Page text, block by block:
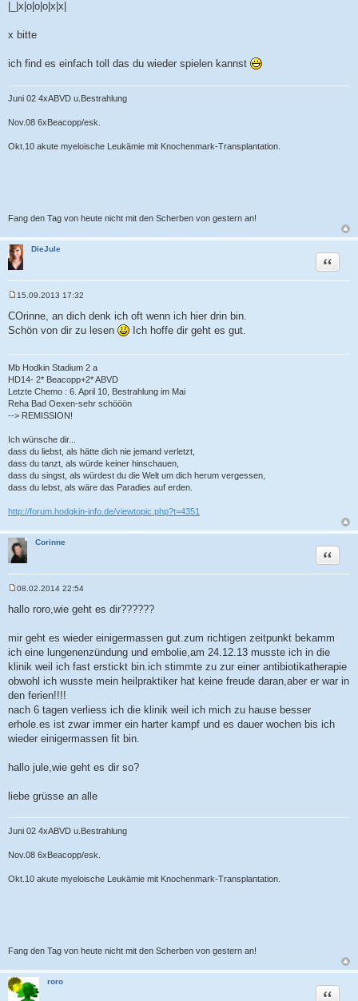
|_|x|o|o|o|x|x|
x bitte
ich find es einfach toll das du wieder spielen kannst
Juni 02 4xABVD u.Bestrahlung
Nov.08 6xBeacopp/esk.
Okt.10 akute myeloische Leukämie mit Knochenmark-Transplantation.
Fang den Tag von heute nicht mit den Scherben von gestern an!
DieJule
Zitat
e
i
t
15.09.2013 17:32
COrinne, an dich denk ich oft wenn ich hier drin bin.
Schön von dir zu lesen
Ich hoffe dir geht es gut.
Mb Hodkin Stadium 2 a
HD14- 2* Beacopp+2* ABVD
Letzte Chemo : 6. April 10, Bestrahlung im Mai
Reha Bad Oexen-sehr schööön
--> REMISSION!
Ich wünsche dir...
dass du liebst, als hätte dich nie jemand verletzt,
dass du tanzt, als würde keiner hinschauen,
dass du singst, als würdest du die Welt um dich herum vergessen,
dass du lebst, als wäre das Paradies auf erden.
http://forum.hodgkin-info.de/viewtopic.php?t=4351
Corinne
Zitat
e
i
r
a
g
08.02.2014 22:54
hallo roro,wie geht es dir??????
mir geht es wieder einigermassen gut.zum richtigen zeitpunkt bekamm
ich eine lungenenzündung und embolie,am 24.12.13 musste ich in die
klinik weil ich fast erstickt bin.ich stimmte zu zur einer antibiotikatherapie
obwohl ich wusste mein heilpraktiker hat keine freude daran,aber er war in
den ferien!!!!
nach 6 tagen verliess ich die klinik weil ich mich zu hause besser
erhole.es ist zwar immer ein harter kampf und es dauer wochen bis ich
wieder einigermassen fit bin.
hallo jule,wie geht es dir so?
liebe grüsse an alle
Juni 02 4xABVD u.Bestrahlung
Nov.08 6xBeacopp/esk.
Okt.10 akute myeloische Leukämie mit Knochenmark-Transplantation.
Fang den Tag von heute nicht mit den Scherben von gestern an!
roro
Zitat